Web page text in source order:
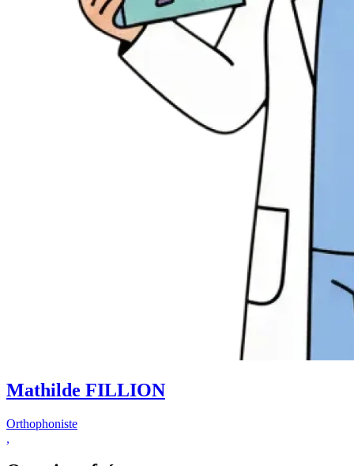
Mathilde FILLION
Orthophoniste